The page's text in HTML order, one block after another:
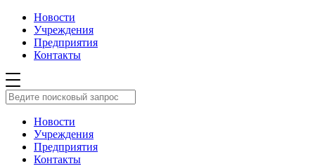
Новости
Учреждения
Предприятия
Контакты
Новости
Учреждения
Предприятия
Контакты